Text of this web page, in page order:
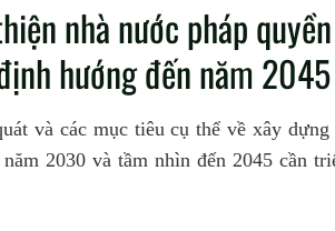
nhà nước pháp
hướng đến năm 2045
và các mục tiêu cụ thể về xây
2030 và tầm nhìn đến 2045 cần